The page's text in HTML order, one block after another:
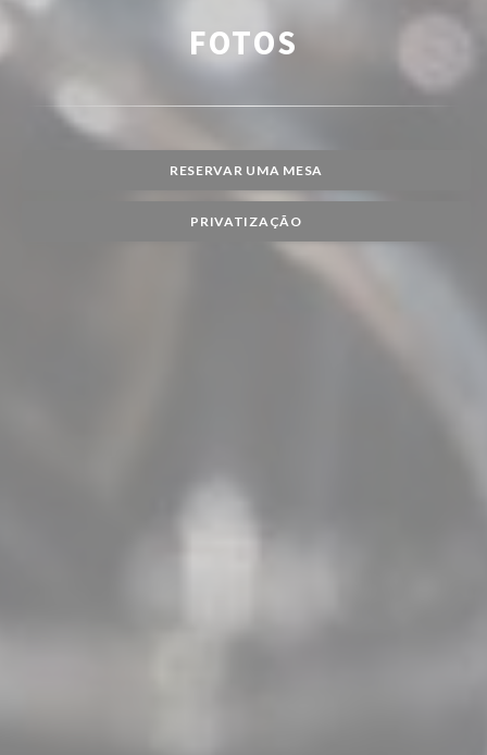
FOTOS
RESERVAR UMA MESA
PRIVATIZAÇÃO